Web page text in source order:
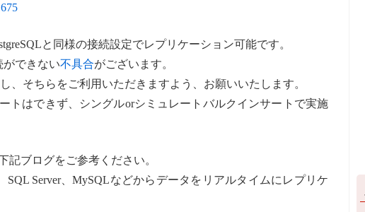
と同様の接続設定でレプリケーション可能です。
ができない不具合がございます。
、そちらをご利用いただきますよう、お願いいたします。
トはできず、シングルorシミュレートバルクインサートで実施
記ブログをご参考ください。
SQL Server、MySQLなどからデータをリアルタイムにレプリケ